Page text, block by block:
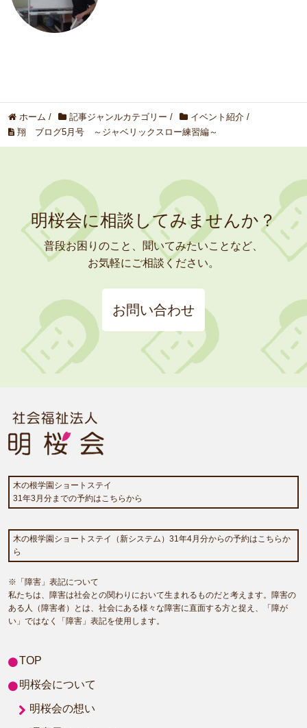
ホーム / 記事ジャンルカテゴリー / イベント紹介 /
翔 ブログ5月号 ～ジャベリックスロー練習編～
明桜会に相談してみませんか？
普段お困りのこと、聞いてみたいことなど、
お気軽にご相談ください。
お問い合わせ
木の根学園ショートステイ
31年3月分までの予約はこちらから
木の根学園ショートステイ（新システム）31年4月分からの予約はこちらか
ら
※「障害」表記について
私たちは、障害は社会との関わりにおいて生まれるものだと考えます。障害の
ある人（障害者）とは、社会にある様々な障害に直面する方と捉え、「障が
い」ではなく「障害」表記を使用します。
TOP
明桜会について
明桜会の想い